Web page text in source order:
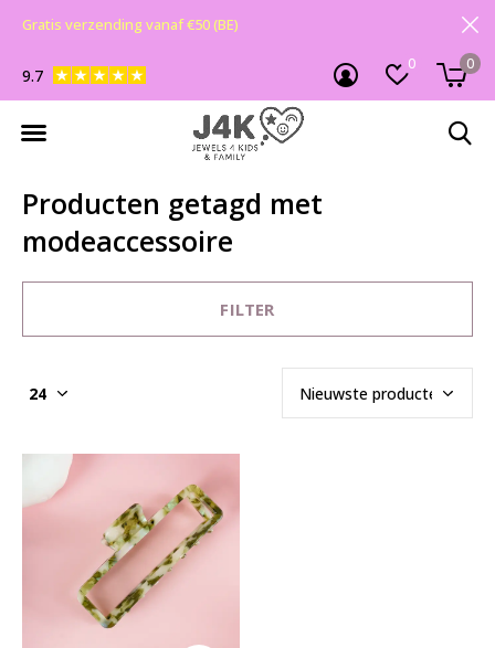
0 0
9.7
Gratis verzending vanaf €50 (BE)
Producten getagd met
modeaccessoire
FILTER